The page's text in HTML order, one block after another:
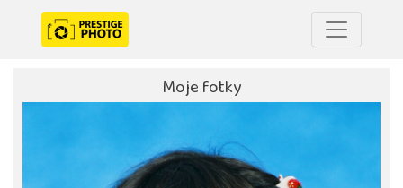
Moje fotky